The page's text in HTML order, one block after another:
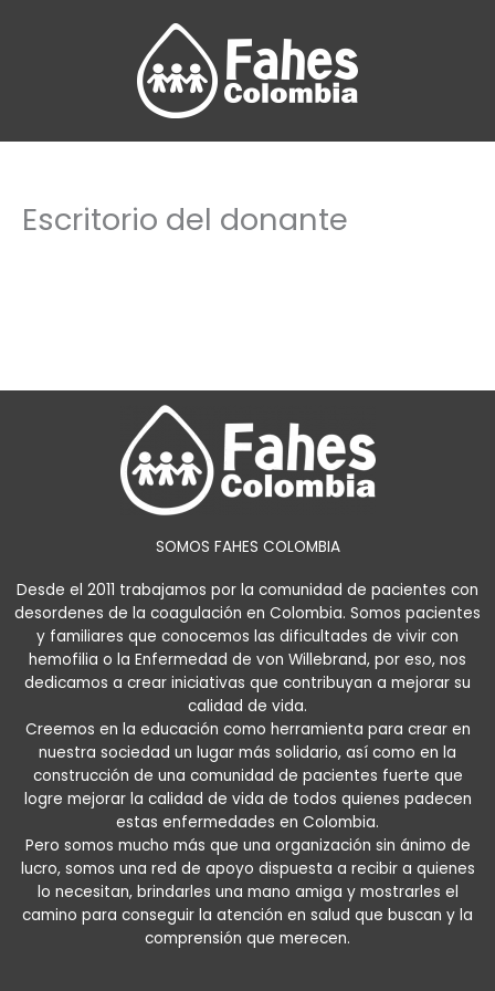
Escritorio del donante
SOMOS FAHES COLOMBIA
Desde el 2011 trabajamos por la comunidad de pacientes con
desordenes de la coagulación en Colombia. Somos pacientes
y familiares que conocemos las dificultades de vivir con
hemofilia o la Enfermedad de von Willebrand, por eso, nos
dedicamos a crear iniciativas que contribuyan a mejorar su
calidad de vida.
Creemos en la educación como herramienta para crear en
nuestra sociedad un lugar más solidario, así como en la
construcción de una comunidad de pacientes fuerte que
logre mejorar la calidad de vida de todos quienes padecen
estas enfermedades en Colombia.
Pero somos mucho más que una organización sin ánimo de
lucro, somos una red de apoyo dispuesta a recibir a quienes
lo necesitan, brindarles una mano amiga y mostrarles el
camino para conseguir la atención en salud que buscan y la
comprensión que merecen.